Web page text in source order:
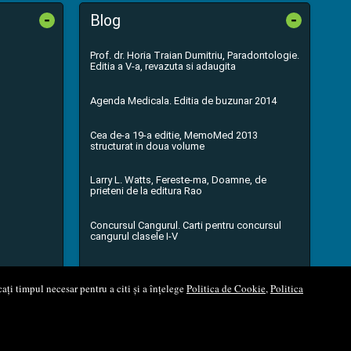
timpul necesar pentru a citi și a înțelegePolitica de Cookie,Politica
- Blog -
Prof. dr. Horia Traian Dumitriu, Paradontologie.
Editia a V-a, revazuta si adaugita
Agenda Medicala. Editia de buzunar 2014
Cea de-a 19-a editie, MemoMed 2013
structurat in doua volume
Larry L. Watts, Fereste-ma, Doamne, de
prieteni de la editura Rao
Concursul Cangurul. Carti pentru concursul
cangurul clasele I-V